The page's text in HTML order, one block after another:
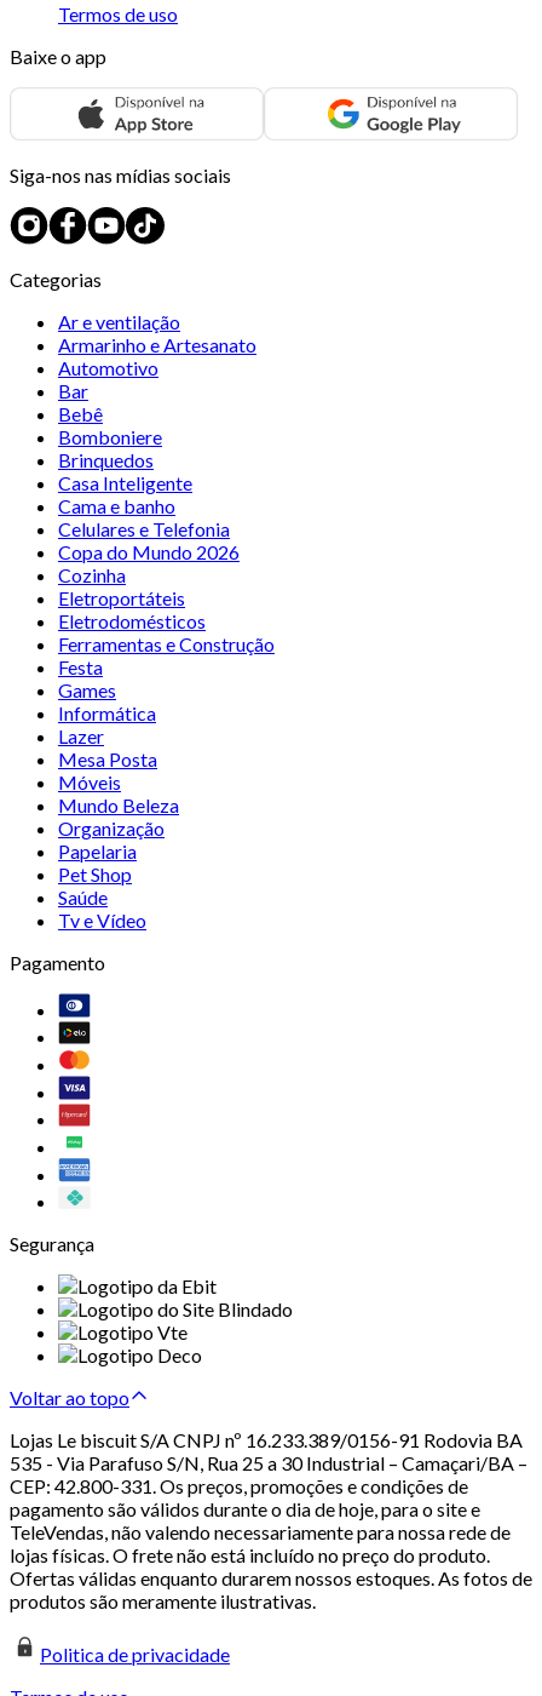
Termos de uso
Baixe o app
Siga-nos nas mídias sociais
Categorias
Ar e ventilação
Armarinho e Artesanato
Automotivo
Bar
Bebê
Bomboniere
Brinquedos
Casa Inteligente
Cama e banho
Celulares e Telefonia
Copa do Mundo 2026
Cozinha
Eletroportáteis
Eletrodomésticos
Ferramentas e Construção
Festa
Games
Informática
Lazer
Mesa Posta
Móveis
Mundo Beleza
Organização
Papelaria
Pet Shop
Saúde
Tv e Vídeo
Pagamento
Segurança
Voltar ao topo
Lojas Le biscuit S/A CNPJ nº 16.233.389/0156-91 Rodovia BA
535 - Via Parafuso S/N, Rua 25 a 30 Industrial – Camaçari/BA –
CEP: 42.800-331. Os preços, promoções e condições de
pagamento são válidos durante o dia de hoje, para o site e
TeleVendas, não valendo necessariamente para nossa rede de
lojas físicas. O frete não está incluído no preço do produto.
Ofertas válidas enquanto durarem nossos estoques. As fotos de
produtos são meramente ilustrativas.
Politica de privacidade